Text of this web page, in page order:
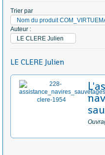
Trier par
Nom du produit
Auteur :
LE CLERE Julien
LE CLERE Julien